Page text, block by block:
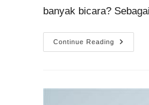
banyak bicara?
Continue Reading